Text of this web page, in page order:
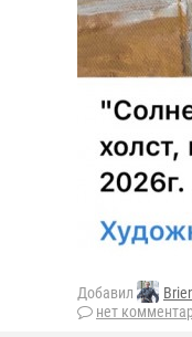
Добавил
нет